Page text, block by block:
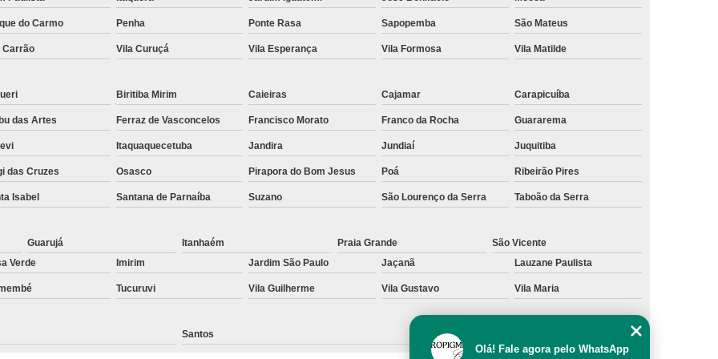
Preenchimento Capilar Central
Preenchimento Capilar com Micro Ponto
Preenchimento Capilar com Micropigmentação
Preenchimento Capilar com Pigmentação
Preenchimento Capilar Feminino
Preenchimento Capilar Masculino
Preenchimento Capilar na Testa
Preenchimento Capilar nas Entradas
Preenchimento Capilar para Diminuir Testa
Tratamento de Calvície
Tratamento para a Calvície Feminina
Tratamento para Calvície com Micopigmentação
Tratamento para Calvície com Pigmentação
Tratamento para Calvície em Homens
Tratamento para Calvície Homem
Tratamento para Calvície Masculina
do Carmo Penha Ponte Rasa Sapopemba São Mateus
Carrão Vila Curuçá Vila Esperança Vila Formosa Vila Matilde
Biritiba Mirim Caieiras Cajamar Carapicuíba
das Artes Ferraz de Vasconcelos Francisco Morato Franco da Rocha Guararema
Itaquaquecetuba Jandira Jundiaí Juquitiba
das Cruzes Osasco Pirapora do Bom Jesus Poá Ribeirão Pires
Isabel Santana de Parnaíba Suzano São Lourenço da Serra Taboão da Serra
Guarujá Itanhaém Praia Grande
São Vicente
Verde Imirim Jardim São Paulo Jaçanã Lauzane Paulista
Tucuruvi Vila Guilherme Vila Gustavo Vila Maria
Santos
Olá! Fale agora pelo WhatsApp